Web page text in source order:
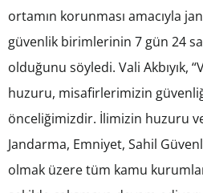
ortamın korunması amacıyla
güvenlik birimlerinin 7 gün 24
olduğunu söyledi. Vali Akbıyık,
huzuru, misafirlerimizin
önceliğimizdir. İlimizin huzuru
Jandarma, Emniyet, Sahil
olmak üzere tüm kamu